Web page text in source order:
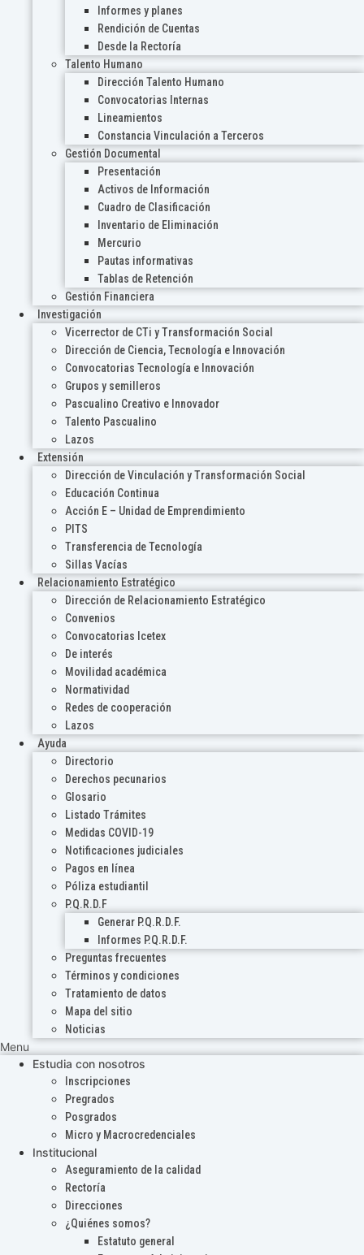
Informes y planes
Rendición de Cuentas
Desde la Rectoría
Talento Humano
Dirección Talento Humano
Convocatorias Internas
Lineamientos
Constancia Vinculación a Terceros
Gestión Documental
Presentación
Activos de Información
Cuadro de Clasificación
Inventario de Eliminación
Mercurio
Pautas informativas
Tablas de Retención
Gestión Financiera
Investigación
Vicerrector de CTi y Transformación Social
Dirección de Ciencia, Tecnología e Innovación
Convocatorias Tecnología e Innovación
Grupos y semilleros
Pascualino Creativo e Innovador
Talento Pascualino
Lazos
Extensión
Dirección de Vinculación y Transformación Social
Educación Continua
Acción E – Unidad de Emprendimiento
PITS
Transferencia de Tecnología
Sillas Vacías
Relacionamiento Estratégico
Dirección de Relacionamiento Estratégico
Convenios
Convocatorias Icetex
De interés
Movilidad académica
Normatividad
Redes de cooperación
Lazos
Ayuda
Directorio
Derechos pecunarios
Glosario
Listado Trámites
Medidas COVID-19
Notificaciones judiciales
Pagos en línea
Póliza estudiantil
P.Q.R.D.F
Generar P.Q.R.D.F.
Informes P.Q.R.D.F.
Preguntas frecuentes
Términos y condiciones
Tratamiento de datos
Mapa del sitio
Noticias
Menu
Estudia con nosotros
Inscripciones
Pregrados
Posgrados
Micro y Macrocredenciales
Institucional
Aseguramiento de la calidad
Rectoría
Direcciones
¿Quiénes somos?
Estatuto general